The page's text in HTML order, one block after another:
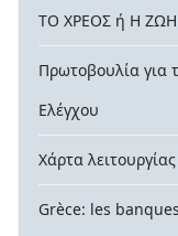
ΤΟ ΧΡΕΟΣ ή Η ΖΩΗ
Πρωτοβουλία για
Ελέγχου
Χάρτα λειτουργίας
Grèce: les